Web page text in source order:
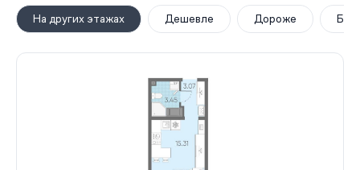
На других этажах Дешевле Дороже